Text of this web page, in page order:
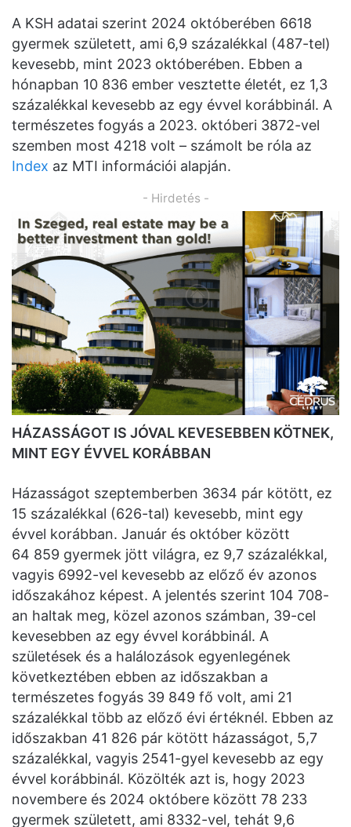
A KSH adatai szerint 2024 októberében 6618
gyermek született, ami 6,9 százalékkal (487-tel)
kevesebb, mint 2023 októberében. Ebben a
hónapban 10 836 ember vesztette életét, ez 1,3
százalékkal kevesebb az egy évvel korábbinál. A
természetes fogyás a 2023. októberi 3872-vel
szemben most 4218 volt – számolt be róla az
Index az MTI információi alapján.
- Hirdetés -
HÁZASSÁGOT IS JÓVAL KEVESEBBEN KÖTNEK,
MINT EGY ÉVVEL KORÁBBAN
Házasságot szeptemberben 3634 pár kötött, ez
15 százalékkal (626-tal) kevesebb, mint egy
évvel korábban. Január és október között
64 859 gyermek jött világra, ez 9,7 százalékkal,
vagyis 6992-vel kevesebb az előző év azonos
időszakához képest. A jelentés szerint 104 708-
an haltak meg, közel azonos számban, 39-cel
kevesebben az egy évvel korábbinál. A
születések és a halálozások egyenlegének
következtében ebben az időszakban a
természetes fogyás 39 849 fő volt, ami 21
százalékkal több az előző évi értéknél. Ebben az
időszakban 41 826 pár kötött házasságot, 5,7
százalékkal, vagyis 2541-gyel kevesebb az egy
évvel korábbinál. Közölték azt is, hogy 2023
novembere és 2024 októbere között 78 233
gyermek született, ami 8332-vel, tehát 9,6